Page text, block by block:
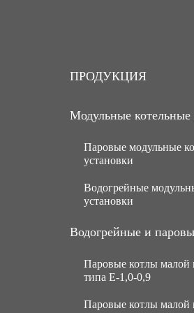
ПРОДУКЦИЯ
Модульные котельные
Паровые модульные
установки
МКУ паровые
подачей топлива
МКУ паровые
механической
Паровые
котельные установки
МКУ паровые
Водогрейные
установки
МКУ водогрейные
ручной подачей
МКУ водогрейные
механической
Водогрейные и
Паровые котлы малой
типа Е-1,0-0,9
Паровые котлы малой